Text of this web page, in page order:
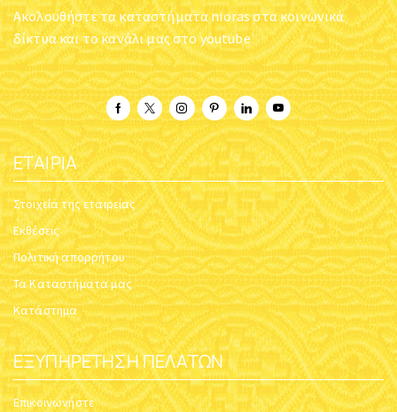
Ακολουθήστε τα καταστήματα nioras στα κοινωνικά
δίκτυα και το κανάλι μας στο youtube
ΕΤΑΙΡΊΑ
Στοιχεία της εταιρείας
Εκθέσεις
Πολιτική απορρήτου
Τα Καταστήματα μας
Κατάστημα
ΕΞΥΠΗΡΈΤΗΣΗ ΠΕΛΑΤΏΝ
Επικοινωνήστε